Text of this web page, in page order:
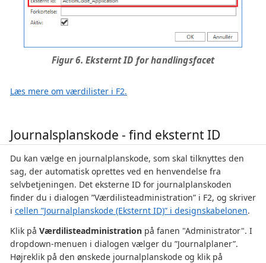
Figur 6. Eksternt ID for handlingsfacet
Læs mere om værdilister i F2.
Journalsplanskode - find eksternt ID
Du kan vælge en journalplanskode, som skal tilknyttes den
sag, der automatisk oprettes ved en henvendelse fra
selvbetjeningen. Det eksterne ID for journalplanskoden
finder du i dialogen ”Værdilisteadministration” i F2, og skriver
i cellen ”Journalplanskode (Eksternt ID)” i designskabelonen.
Klik på Værdilisteadministration på fanen "Administrator". I
dropdown-menuen i dialogen vælger du ”Journalplaner”.
Højreklik på den ønskede journalplanskode og klik på